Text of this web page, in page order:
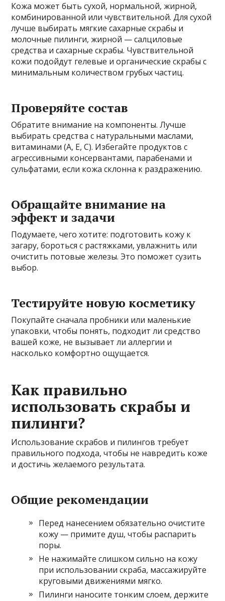
Кожа может быть сухой, нормальной, жирной,
комбинированной или чувствительной. Для сухой
лучше выбирать мягкие сахарные скрабы и
молочные пилинги, жирной — салциловые
средства и сахарные скрабы. Чувствительной
кожи подойдут гелевые и органические скрабы с
минимальным количеством грубых частиц.
Проверяйте состав
Обратите внимание на компоненты. Лучше
выбирать средства с натуральными маслами,
витаминами (А, Е, С). Избегайте продуктов с
агрессивными консервантами, парабенами и
сульфатами, если кожа склонна к раздражению.
Обращайте внимание на
эффект и задачи
Подумаете, чего хотите: подготовить кожу к
загару, бороться с растяжками, увлажнить или
очистить потовые железы. Это поможет сузить
выбор.
Тестируйте новую косметику
Покупайте сначала пробники или маленькие
упаковки, чтобы понять, подходит ли средство
вашей коже, не вызывает ли аллергии и
насколько комфортно ощущается.
Как правильно
использовать скрабы и
пилинги?
Использование скрабов и пилингов требует
правильного подхода, чтобы не навредить коже
и достичь желаемого результата.
Общие рекомендации
Перед нанесением обязательно очистите
кожу — примите душ, чтобы распарить
поры.
Не нажимайте слишком сильно на кожу
при использовании скраба, массажируйте
круговыми движениями мягко.
Пилинги наносите тонким слоем, держите